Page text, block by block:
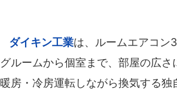
ダイキン工業は、ルームエアコン
グルームから個室まで、部屋の広
暖房・冷房運転しながら換気する